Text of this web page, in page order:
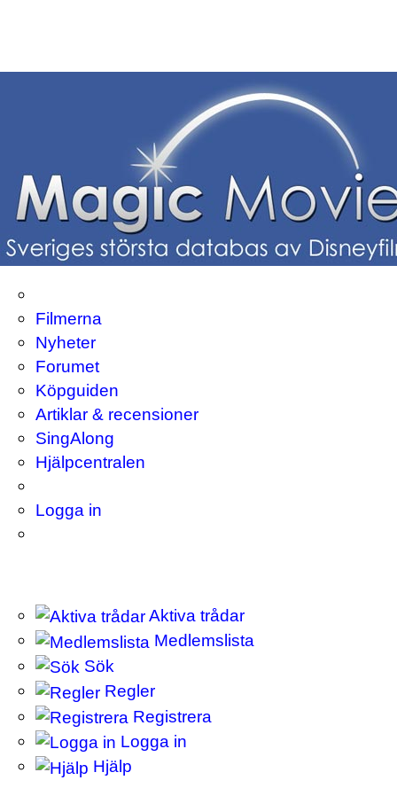
Filmerna
Nyheter
Forumet
Köpguiden
Artiklar & recensioner
SingAlong
Hjälpcentralen
Logga in
Aktiva trådar
Medlemslista
Sök
Regler
Registrera
Logga in
Hjälp